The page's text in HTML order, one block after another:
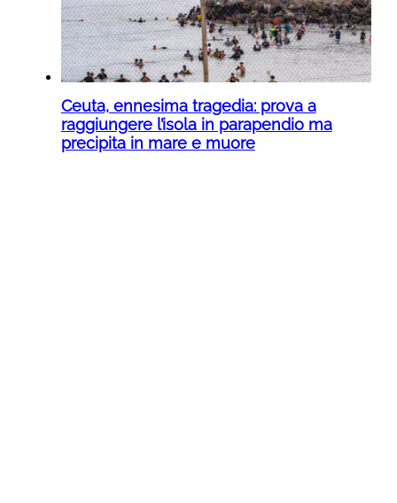
Ceuta, ennesima tragedia: prova a
raggiungere l’isola in parapendio ma
precipita in mare e muore